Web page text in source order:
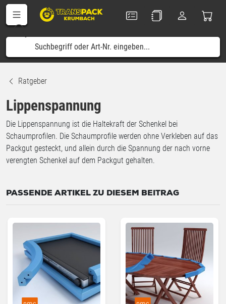
Ratgeber
Lippenspannung
Die Lippenspannung ist die Haltekraft der Schenkel bei
Schaumprofilen. Die Schaumprofile werden ohne Verkleben auf das
Packgut gesteckt, und allein durch die Spannung der nach vorne
verengten Schenkel auf dem Packgut gehalten.
PASSENDE ARTIKEL ZU DIESEM BEITRAG